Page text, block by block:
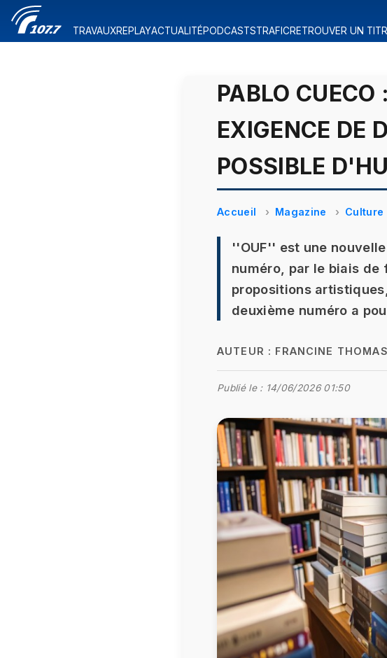
TRAVAUXREPLAYACTUALITÉPODCASTSTRAFICRETROUVER UN
PABLO
EXIGENCE DE
POSSIBLE
Accueil Magazine Culture
''OUF'' est une
numéro, par le biais
propositions
deuxième numéro a
AUTEUR : FRANCINE THOMAS
Publié le : 14/06/2026 01:50